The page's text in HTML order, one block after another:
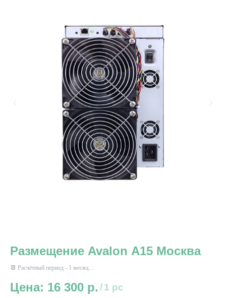
Размещение Avalon A15 Москва
📆 Расчётный период - 1 месяц
16 300 р. /1 pc